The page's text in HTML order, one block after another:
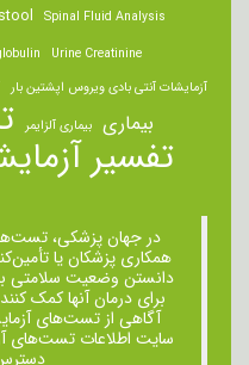
Spinal Fluid Analysis
stool
Urine Creatinine
آزمایشات آنتی بادی ویروس اپشتین بار
بیماری بیماری آلزایمر
تفسیر
در جهان پزشکی،
همکاری پزشکان یا
دانستن وضعیت سلامتی
برای درمان ‌آنها کمک
آگاهی از تست‌های
سایت اطلاعات تست‌های